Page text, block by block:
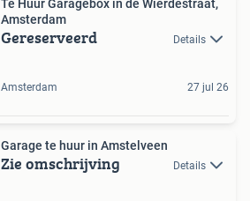
Te Huur Garagebox in de Wierdestraat,
Amsterdam
Gereserveerd Details
Amsterdam 27 jul 26
Garage te huur in Amstelveen
Zie omschrijving Details